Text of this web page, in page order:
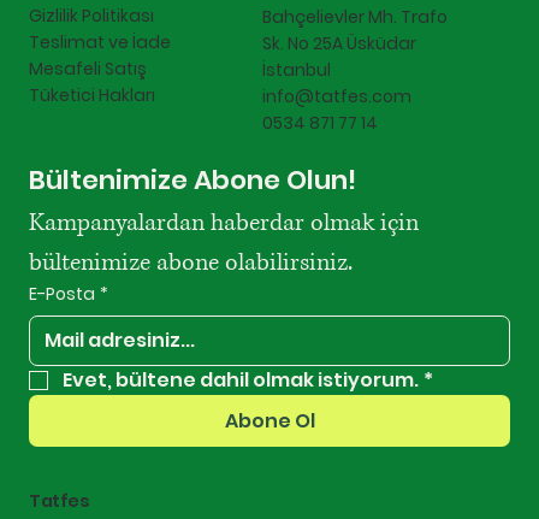
Gizlilik Politikası
Teslimat ve İade
Mesafeli Satış
Tüketici Hakları
Bahçelievler Mh. Trafo
Sk. No 25A Üsküdar
İstanbul
info@tatfes.com
0534 871 77 14
Bültenimize Abone Olun!
Kampanyalardan haberdar olmak için
bültenimize abone olabilirsiniz.
E-Posta *
Evet, bültene dahil olmak istiyorum. *
Abone Ol
Tatfes